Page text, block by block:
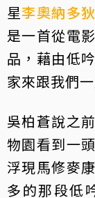
星李奧納多
是一首從電
品，藉由低
家來跟我們
吳柏蒼說之
物園看到一
浮現馬修麥
多的那段低